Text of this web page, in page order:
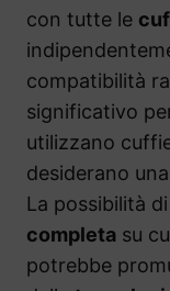
con tutte le
compatibilità
significativo
utilizzano
desiderano
La possibilità
completa su
potrebbe